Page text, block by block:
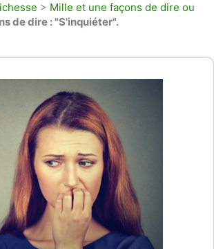
> Mille et une façons de dire ou
de dire : "S'inquiéter".